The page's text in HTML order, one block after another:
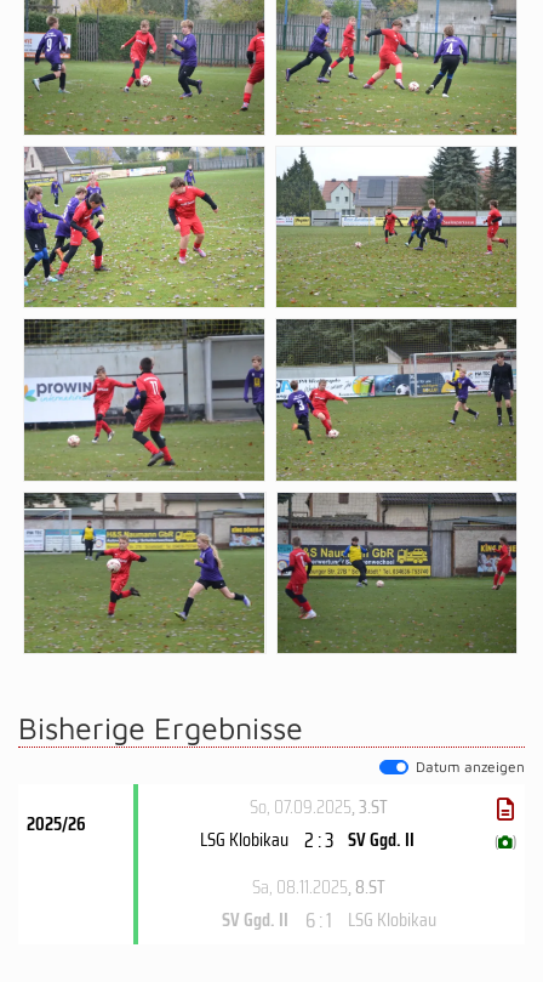
Bisherige Ergebnisse
Datum anzeigen
2025/26
So, 07.09.2025, 3.ST
LSG Klobikau 2 : 3 SV Ggd. II ( )
Sa, 08.11.2025, 8.ST
SV Ggd. II
6 : 1 LSG Klobikau